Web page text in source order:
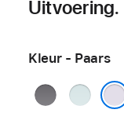
Uitvoering.
Kleur - Paars
Spacegrijs
Blauw